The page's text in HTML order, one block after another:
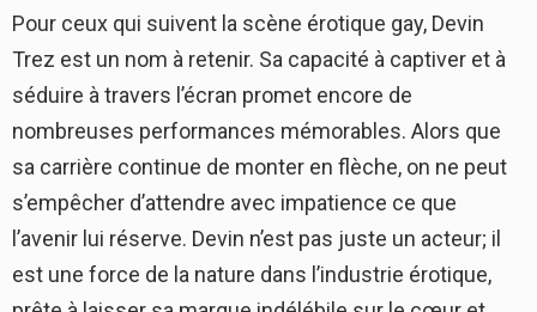
Pour ceux qui suivent la scène érotique gay, Devin
Trez est un nom à retenir. Sa capacité à captiver et à
séduire à travers l’écran promet encore de
nombreuses performances mémorables. Alors que
sa carrière continue de monter en flèche, on ne peut
s’empêcher d’attendre avec impatience ce que
l’avenir lui réserve. Devin n’est pas juste un acteur; il
est une force de la nature dans l’industrie érotique,